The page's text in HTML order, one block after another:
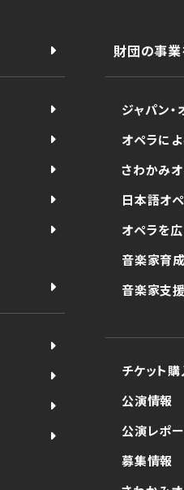
財団の事
ジャパン・
オペラに
さわかみ
日本語オ
オペラを
音楽家育
音楽家支
チケット
公演情報
公演レポ
募集情報